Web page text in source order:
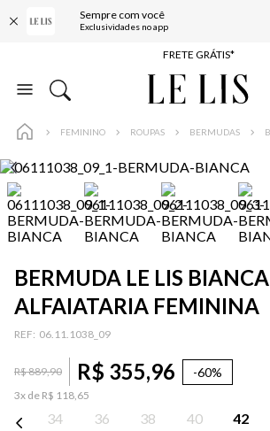
Sempre com você
Exclusividades no appENTREGA EXPRESSA*
FRETE GRÁTIS*
BAIXE O APP
FEMININO ROUPAS BERMUDAS
BERMUDA LE LIS BIANCA
ALFAIATARIA FEMININA
: 06.11.1038_09
R$889,90 R$ 355,96 -60%
3x de R$ 118,65
34 36 38 40 42